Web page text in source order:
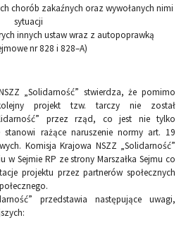
chorób zakaźnych oraz wywołanych nimi
sytuacji
innych ustaw wraz z autopoprawką
nr 828 i 828–A)
„Solidarność” stwierdza, że pomimo
projekt tzw. tarczy nie został
przez rząd, co jest nie tylko
stanowi rażące naruszenie normy art. 19
Komisja Krajowa NSZZ „Solidarność”
Sejmie RP ze strony Marszałka Sejmu co
projektu przez partnerów społecznych
przedstawia następujące uwagi,